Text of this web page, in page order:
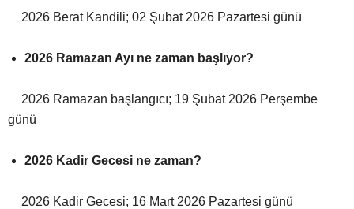
2026 Berat Kandili; 02 Şubat 2026 Pazartesi günü
2026 Ramazan Ayı ne zaman başlıyor?
2026 Ramazan başlangıcı; 19 Şubat 2026 Perşembe
günü
2026 Kadir Gecesi ne zaman?
2026 Kadir Gecesi; 16 Mart 2026 Pazartesi günü